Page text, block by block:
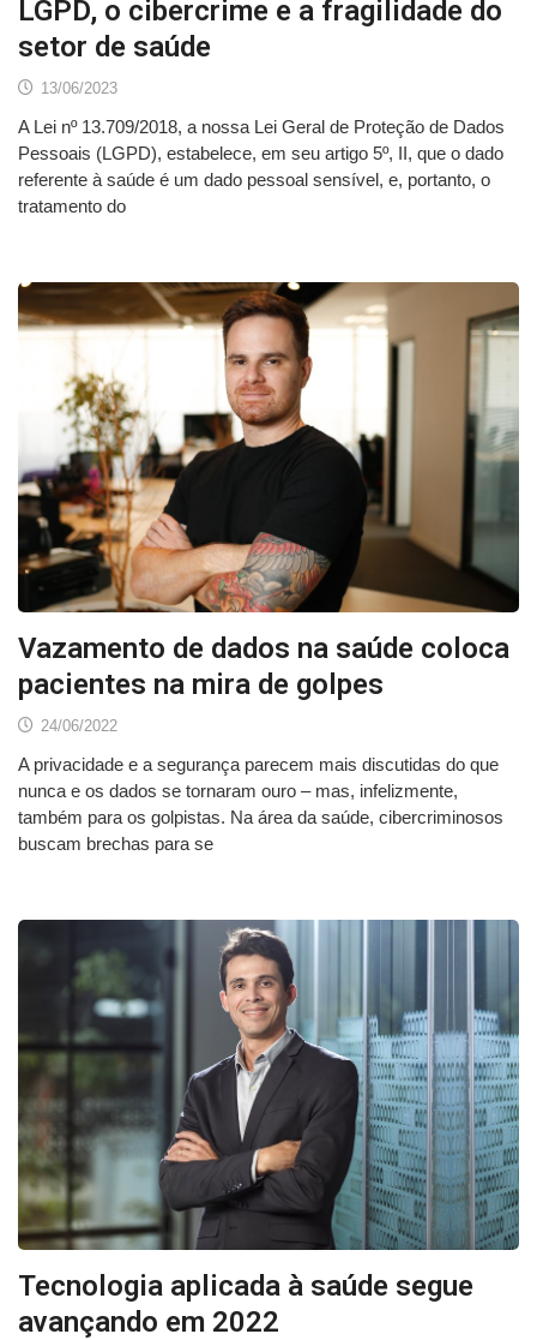
LGPD, o cibercrime e a fragilidade do
setor de saúde
13/06/2023
A Lei nº 13.709/2018, a nossa Lei Geral de Proteção de Dados
Pessoais (LGPD), estabelece, em seu artigo 5º, II, que o dado
referente à saúde é um dado pessoal sensível, e, portanto, o
tratamento do
Vazamento de dados na saúde coloca
pacientes na mira de golpes
24/06/2022
A privacidade e a segurança parecem mais discutidas do que
nunca e os dados se tornaram ouro – mas, infelizmente,
também para os golpistas. Na área da saúde, cibercriminosos
buscam brechas para se
Tecnologia aplicada à saúde segue
avançando em 2022